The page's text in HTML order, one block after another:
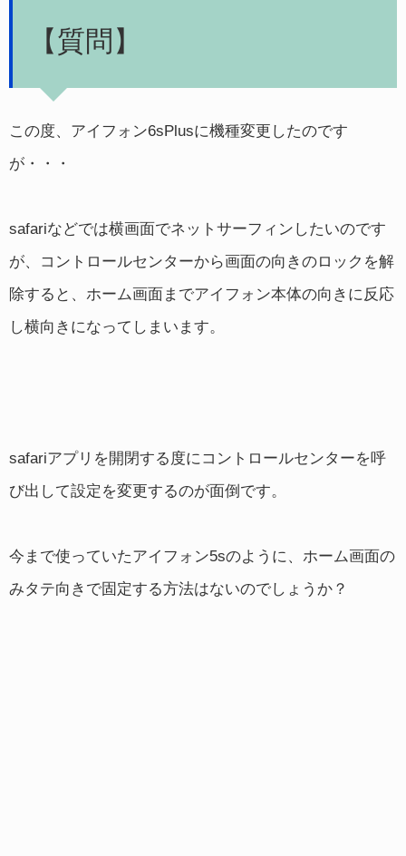
【質問】
この度、アイフォン6sPlusに機種変更したのです
が・・・
safariなどでは横画面でネットサーフィンしたいのです
が、コントロールセンターから画面の向きのロックを解
除すると、ホーム画面までアイフォン本体の向きに反応
し横向きになってしまいます。
safariアプリを開閉する度にコントロールセンターを呼
び出して設定を変更するのが面倒です。
今まで使っていたアイフォン5sのように、ホーム画面の
みタテ向きで固定する方法はないのでしょうか？